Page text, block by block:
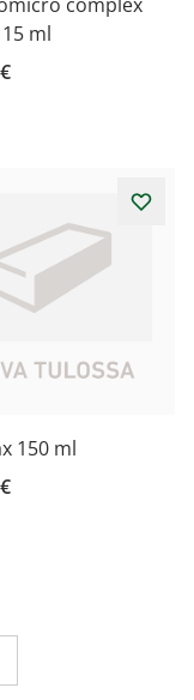
ml
150 ml
page 1
seuraavalle